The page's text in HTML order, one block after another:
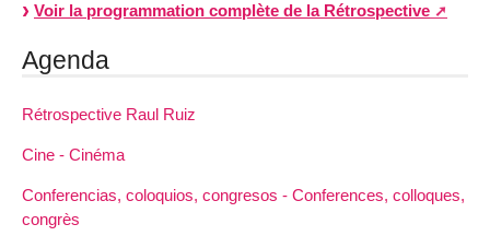
Voir la programmation complète de la Rétrospective
Agenda
Rétrospective Raul Ruiz
Cine - Cinéma
Conferencias, coloquios, congresos - Conferences, colloques,
congrès